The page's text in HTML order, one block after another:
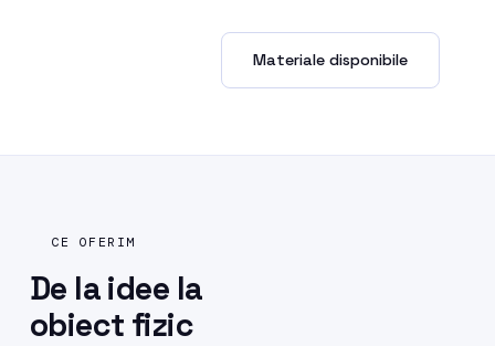
Materiale disponibile
CE OFERIM
De la idee la
obiect fizic